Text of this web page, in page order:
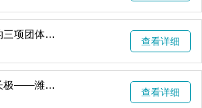
中国食品院参与起草的三项团体标准通过技术审定
查看详细
一片鹅肝成为一个增长极——潍坊临朐算的什么账？
查看详细